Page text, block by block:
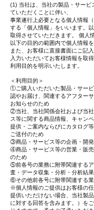
(1) 当社は、当社の製品・サービ
ていただくことに伴い、
事業遂行上必要となる個人情報
する「個人情報」をいいます。
取得させていただきます。 個人
以下の目的の範囲内で個人情報を
また、お客様に直接書面にご記
入力いただいてお客様情報を取
利用目的を明示いたします。
＜利用目的＞
①ご購入いただいた製品・サー
認やお届け、関連するアフター
お知らせのため
②当社、当社関係会社および当
ス等に関する商品情報、キャン
提供・ご案内ならびにカタログ
ご送付のため
③商品・サービス等の企画・開
④商品・サービス等の営業・販
のため
⑤前各号の業務に附帯関連する
査・データ収集・分析・分析結
⑥その他前各号に附帯関連する
※個人情報のご提供はお客様の
提供いただけない場合、当社製
に対する回答を含みます。）を